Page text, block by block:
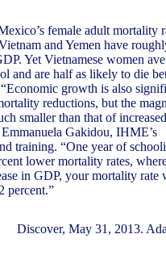
female adult mortality
and Yemen have
Yet Vietnamese women
and are half as likely to die
growth is also
reductions, but the
smaller than that of increased
Gakidou, IHME’s
training. “One year of
lower mortality rates,
in GDP, your mortality rate
percent.”
Discover, May 31, 2013.